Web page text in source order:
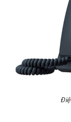
Chỉ